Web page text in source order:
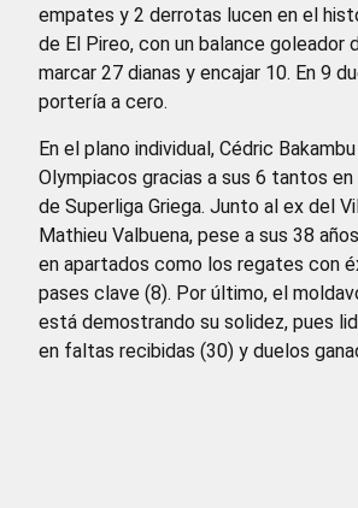
empates y 2 derrotas lucen en el
de El Pireo, con un balance goleador
marcar 27 dianas y encajar 10. En 9
portería a cero.
En el plano individual, Cédric
Olympiacos gracias a sus 6 tantos
de Superliga Griega. Junto al ex del
Mathieu Valbuena, pese a sus 38
en apartados como los regates con
pases clave (8). Por último, el
está demostrando su solidez, pues
en faltas recibidas (30) y duelos